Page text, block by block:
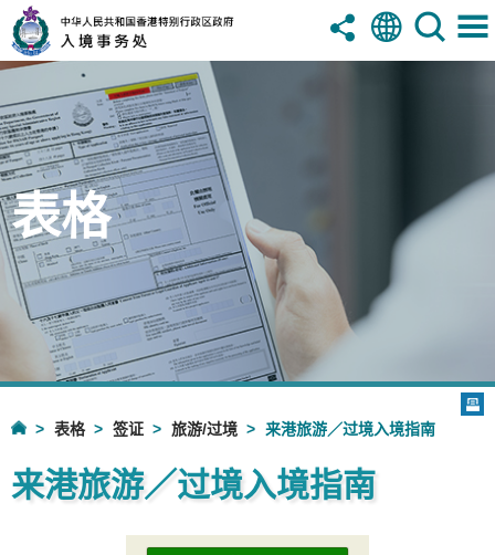
表格
表格 签证 旅游/过境 来港旅游／过境入境指南
来港旅游／过境入境指南